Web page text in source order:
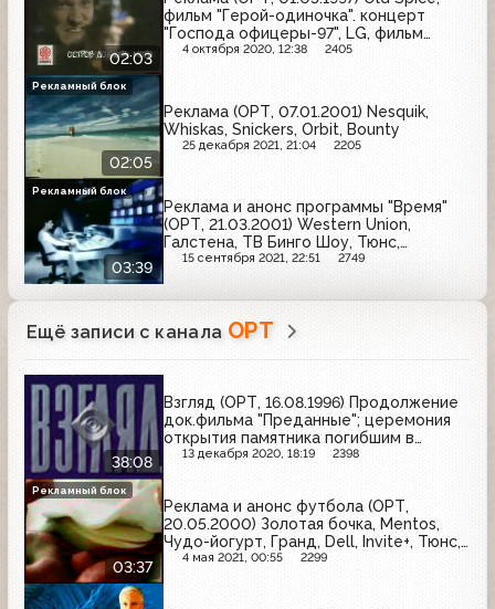
02:03
фильм "Герой-одиночка". концерт
"Господа офицеры-97", LG, фильм
"Остров доктора Моро", Tampax
4 октября 2020, 12:38 2405
02:05
Реклама (ОРТ, 07.01.2001) Nesquik,
Whiskas, Snickers, Orbit, Bounty
25 декабря 2021, 21:04 2205
Рекламный блок
03:39
Реклама и анонс программы "Время"
(ОРТ, 21.03.2001) Western Union,
Галстена, ТВ Бинго Шоу, Тюнс,
Биттнер, Kodak, Пумпан, Calgon, M&M's,
15 сентября 2021, 22:51 2749
Рекламный блок
Ещё записи с канала ОРТ
38:08
Взгляд (ОРТ, 16.08.1996) Продолжение
док.фильма "Преданные"; церемония
открытия памятника погибшим в
Грозном
13 декабря 2020, 18:19 2398
03:37
Реклама и анонс футбола (ОРТ,
20.05.2000) Золотая бочка, Mentos,
Чудо-йогурт, Гранд, Dell, Invite+, Тюнс,
Супрастин, Лисма, Gillette for Women,
4 мая 2021, 00:55 2299
Рекламный блок